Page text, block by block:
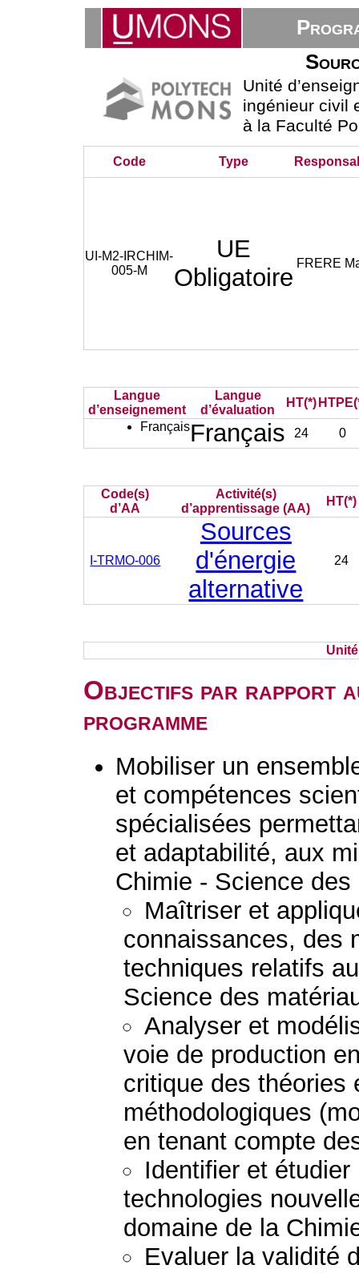
Unité
ingénieur civil
à la Faculté
Code Type
UI-M2-IRCHIM-
005-M
UE
Obligatoire
FRERE
Langue
d’enseignement
Langue
d’évaluation
HT(*)
FrançaisFrançais 24 0
Code(s)
d’AA
Activité(s)
d’apprentissage (AA)
HT(*)
I-TRMO-006
Sources
d'énergie
alternative
24
Objectifs par rapport
programme
Mobiliser un
et compétences
spécialisées
et adaptabilité, aux
Chimie - Science
Maîtriser et
connaissances, des
techniques relatifs
Science des
Analyser et
voie de production
critique des théories
méthodologiques
en tenant compte
Identifier et
technologies
domaine de la
Evaluer la validité